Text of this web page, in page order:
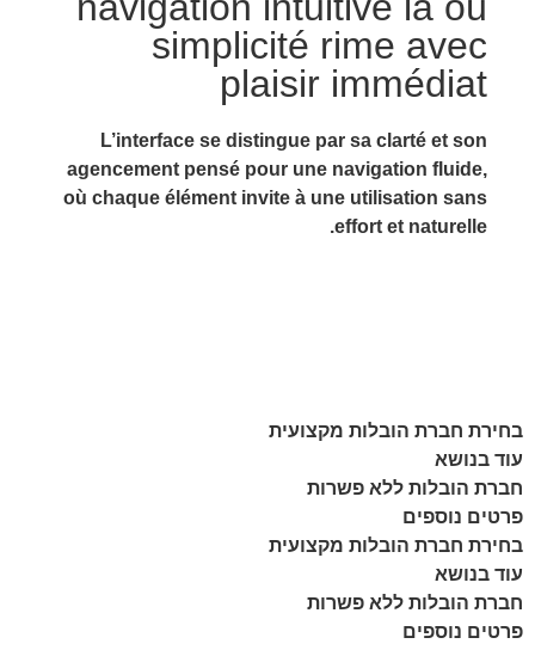
simplicité rime avec
plaisir immédiat
L’interface se distingue par sa clarté et son
agencement pensé pour une navigation fluide,
où chaque élément invite à une utilisation sans
effort et naturelle.
בחירת חברת הובלות מקצועית
עוד בנושא
חברת הובלות ללא פשרות
פרטים נוספים
בחירת חברת הובלות מקצועית
עוד בנושא
חברת הובלות ללא פשרות
פרטים נוספים